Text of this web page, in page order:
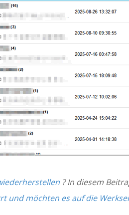
? In diesem
und möchten es auf die